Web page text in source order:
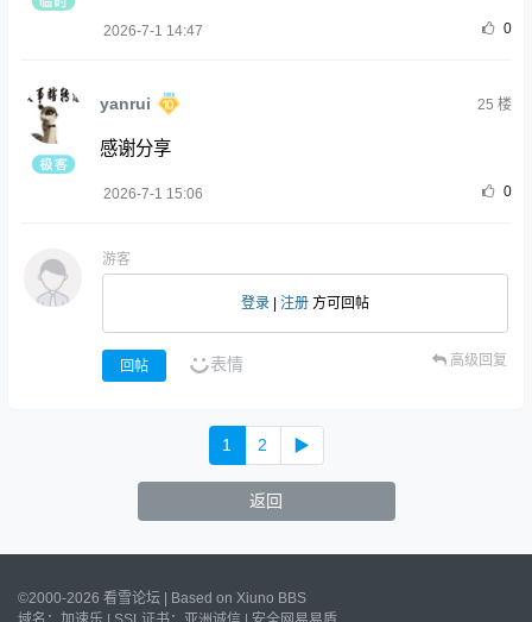
2026-7-1 14:47 0
yanrui 25 楼
感谢分享
2026-7-1 15:06 0
游客
登录 注册 方可回帖
回帖 表情 高级回复
1 2 ▶
返回
©2000-2026 看雪论坛 | Based on Xiuno BBS